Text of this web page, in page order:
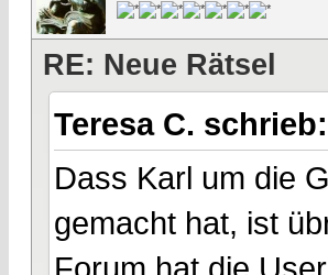
RE: Neue Rätsel
Teresa C. schrieb:
Dass Karl um die
gemacht hat, ist
Forum hat die